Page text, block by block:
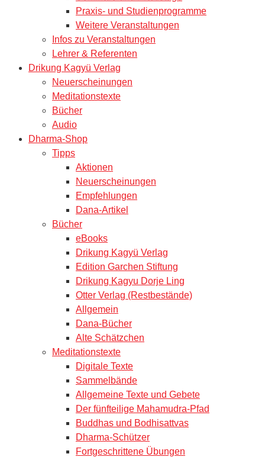
Praxis- und Studienprogramme
Weitere Veranstaltungen
Infos zu Veranstaltungen
Lehrer & Referenten
Drikung Kagyü Verlag
Neuerscheinungen
Meditationstexte
Bücher
Audio
Dharma-Shop
Tipps
Aktionen
Neuerscheinungen
Empfehlungen
Dana-Artikel
Bücher
eBooks
Drikung Kagyü Verlag
Edition Garchen Stiftung
Drikung Kagyu Dorje Ling
Otter Verlag (Restbestände)
Allgemein
Dana-Bücher
Alte Schätzchen
Meditationstexte
Digitale Texte
Sammelbände
Allgemeine Texte und Gebete
Der fünfteilige Mahamudra-Pfad
Buddhas und Bodhisattvas
Dharma-Schützer
Fortgeschrittene Übungen